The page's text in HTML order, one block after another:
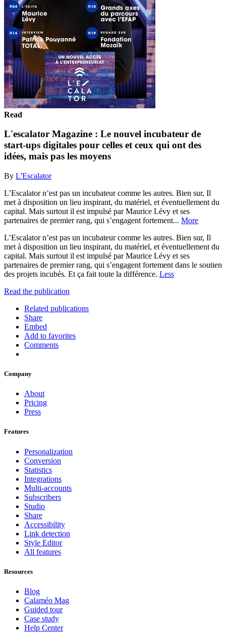
Read
L'escalator Magazine : Le nouvel incubateur de
start-ups digitales pour celles et ceux qui ont des
idées, mais pas les moyens
By L'Escalator
L’Escalator n’est pas un incubateur comme les autres. Bien sur, Il
met à disposition un lieu inspirant, du matériel, et éventuellement du
capital. Mais surtout il est impulsé par Maurice Lévy et ses
partenaires de premier rang, qui s’engagent fortement... More
L’Escalator n’est pas un incubateur comme les autres. Bien sur, Il
met à disposition un lieu inspirant, du matériel, et éventuellement du
capital. Mais surtout il est impulsé par Maurice Lévy et ses
partenaires de premier rang, qui s’engagent fortement dans le soutien
des projets incubés. Et ça fait toute la différence. Less
Read the publication
Related publications
Share
Embed
Add to favorites
Comments
Company
About
Pricing
Press
Features
Personalization
Conversion
Statistics
Integrations
Multi-accounts
Subscribers
Studio
Share
Accessibility
Link detection
Style Editor
All features
Resources
Blog
Calaméo Mag
Guided tour
Case study
Help Center